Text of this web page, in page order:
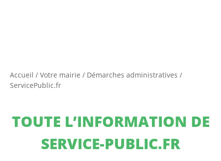
Accueil / Votre mairie / Démarches administratives /
ServicePublic.fr
TOUTE L’INFORMATION DE
SERVICE-PUBLIC.FR